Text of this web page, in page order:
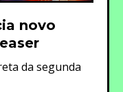
novo
da segunda